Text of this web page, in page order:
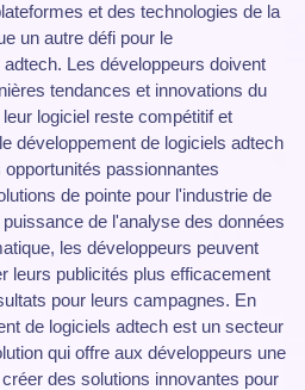
et des technologies de la
un autre défi pour le
Les développeurs doivent
tendances et innovations du
logiciel reste compétitif et
développement de logiciels adtech
passionnantes
de pointe pour l'industrie de
de l'analyse des données
les développeurs peuvent
leurs publicités plus efficacement
pour leurs campagnes. En
de logiciels adtech est un secteur
qui offre aux développeurs une
des solutions innovantes pour